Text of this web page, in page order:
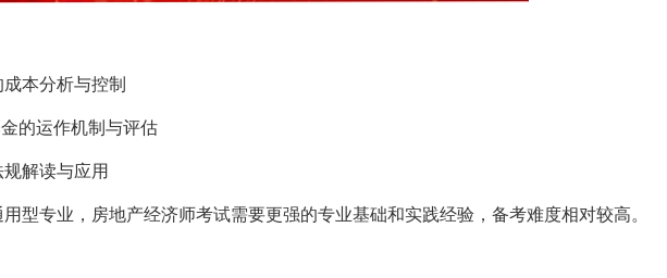
本分析与控制
的运作机制与评估
解读与应用
型专业，房地产经济师考试需要更强的专业基础和实践经验，备考难度相对较高。